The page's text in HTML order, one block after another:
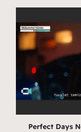
Perfect Days